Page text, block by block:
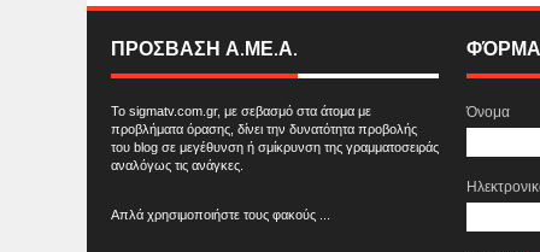
ΠΡΟΣΒΑΣΗ Α.ΜΕ.Α.
Το sigmatv.com.gr, με σεβασμό στα άτομα με
προβλήματα όρασης, δίνει την δυνατότητα προβολής
του blog σε μεγέθυνση ή σμίκρυνση της γραμματοσειράς
αναλόγως τις ανάγκες.
Απλά χρησιμοποιήστε τους φακούς ...
ΦΌΡΜΑ
Όνομα